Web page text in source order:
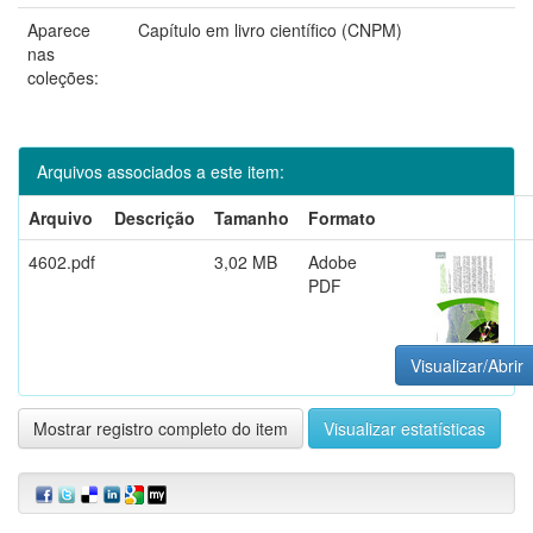
Aparece
nas
coleções:
Capítulo em livro científico (CNPM)
Arquivos associados a este item:
Arquivo
Descrição Tamanho
Formato
4602.pdf
3,02 MB
Adobe
PDF
Visualizar/Abrir
Mostrar registro completo do item Visualizar estatísticas